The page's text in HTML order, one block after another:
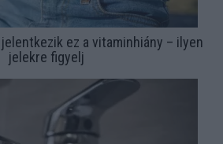
ez a vitaminhiány – ilyen
jelekre figyelj